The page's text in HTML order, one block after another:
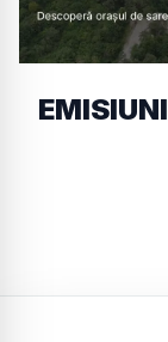
EMISIUNI